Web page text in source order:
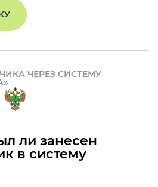
ЧЕРЕЗ СИСТЕМУ
ли занесен
в систему